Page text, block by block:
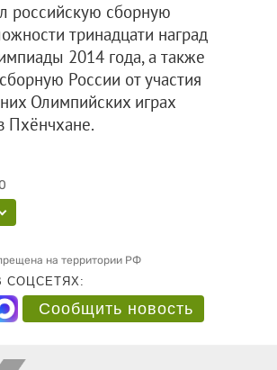
сборную
тринадцати наград
2014 года, а также
России от участия
Олимпийских играх
Пхёнчхане.
на территории РФ
СОЦСЕТЯХ:
Сообщить новость